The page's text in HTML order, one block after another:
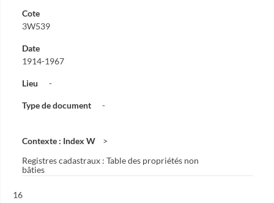
Cote
3W539
Date
1914-1967
Lieu -
Type de document -
Contexte : Index W
Registres cadastraux : Table des propriétés non
bâties
Résultat n°
16